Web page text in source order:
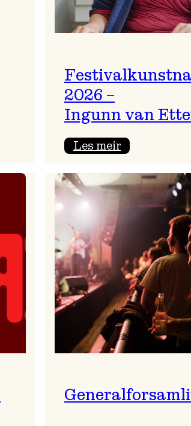
2026 –
Ingunn van
Les meir:
2026
–
Ingunn van